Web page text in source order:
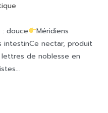
: douce
Méridiens
intestinCe nectar, produit
de noblesse en